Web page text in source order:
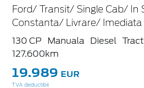
Ford/ Transit/ Single Cab/ In
Constanta/ Livrare/ Imediata
130 CP Manuala Diesel
127.600km
19.989 EUR
TVA deductibil